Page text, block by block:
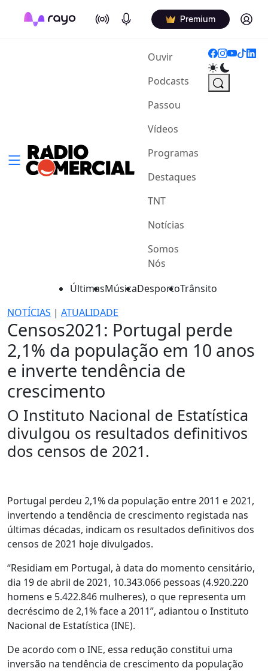
On Air Podcasts Premium Log in
Ouvir(current)
Podcasts
Passou
Vídeos
Programas
Destaques
TNT
Notícias
Somos
Nós
ÚltimasMúsicaDesportoTrânsito
NOTÍCIAS | ATUALIDADE
Censos2021: Portugal perde
2,1% da população em 10 anos
e inverte tendência de
crescimento
O Instituto Nacional de Estatística
divulgou os resultados definitivos
dos censos de 2021.
Portugal perdeu 2,1% da população entre 2011 e 2021,
invertendo a tendência de crescimento registada nas
últimas décadas, indicam os resultados definitivos dos
censos de 2021 hoje divulgados.
“Residiam em Portugal, à data do momento censitário,
dia 19 de abril de 2021, 10.343.066 pessoas (4.920.220
homens e 5.422.846 mulheres), o que representa um
decréscimo de 2,1% face a 2011”, adiantou o Instituto
Nacional de Estatística (INE).
De acordo com o INE, essa redução constitui uma
inversão na tendência de crescimento da população